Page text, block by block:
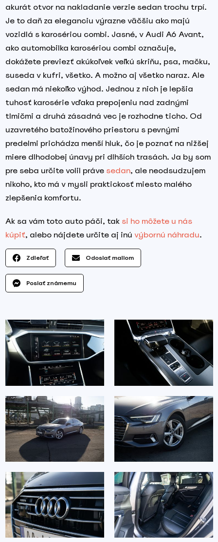
akurát otvor na nakladanie verzie sedan trochu trpí.
Je to daň za eleganciu výrazne väčšiu ako majú
vozidlá s karosériou combi. Jasné, v Audi A6 Avant,
ako automobilka karosériou combi označuje,
dokážete previezť akúkoľvek veľkú skriňu, psa, mačku,
suseda v kufri, všetko. A možno aj všetko naraz. Ale
sedan má niekoľko výhod. Jednou z nich je lepšia
tuhosť karosérie vďaka prepojeniu nad zadnými
tlmičmi a druhá zásadná vec je rozhodne ticho. Od
uzavretého batožinového priestoru s pevnými
predelmi prichádza menší hluk, čo je poznať na nižšej
miere dlhodobej únavy pri dlhších trasách. Ja by som
pre seba určite volil práve sedan, ale neodsudzujem
nikoho, kto má v mysli praktickosť miesto malého
zlepšenia komfortu.
Ak sa vám toto auto páči, tak si ho môžete u nás
kúpiť, alebo nájdete určite aj inú výbornú náhradu.
Zdieľať Odoslať mailom
Poslať známemu